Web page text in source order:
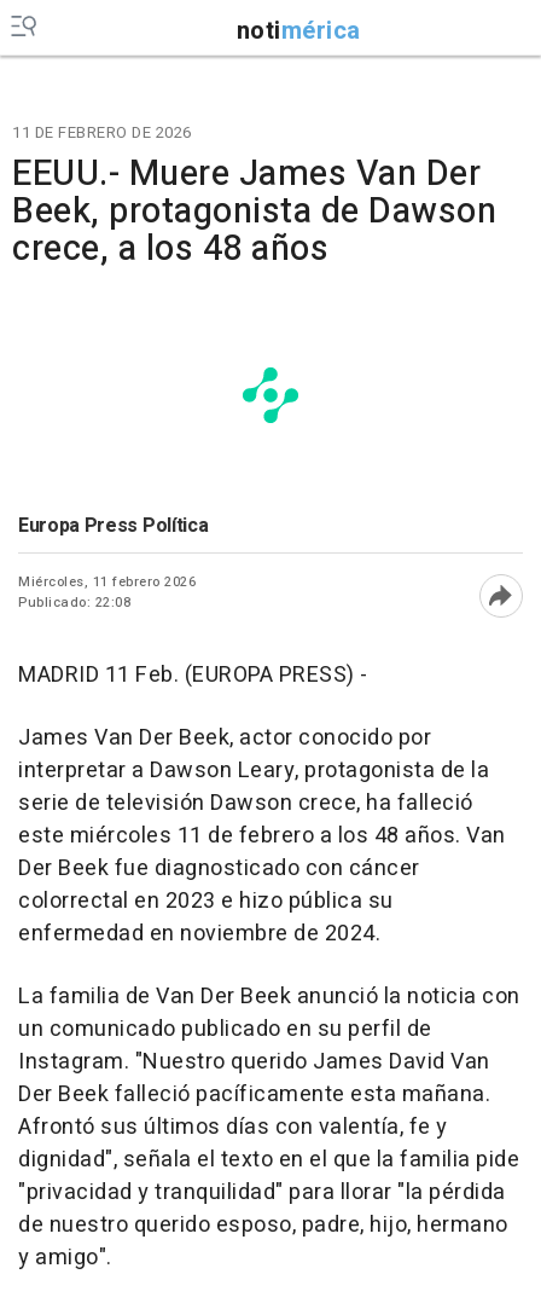
notimérica
11 DE FEBRERO DE 2026
EEUU.- Muere James Van Der
Beek, protagonista de Dawson
crece, a los 48 años
Europa Press Política
Miércoles, 11 febrero 2026
Publicado: 22:08
MADRID 11 Feb. (EUROPA PRESS) -
James Van Der Beek, actor conocido por
interpretar a Dawson Leary, protagonista de la
serie de televisión Dawson crece, ha falleció
este miércoles 11 de febrero a los 48 años. Van
Der Beek fue diagnosticado con cáncer
colorrectal en 2023 e hizo pública su
enfermedad en noviembre de 2024.
La familia de Van Der Beek anunció la noticia con
un comunicado publicado en su perfil de
Instagram. "Nuestro querido James David Van
Der Beek falleció pacíficamente esta mañana.
Afrontó sus últimos días con valentía, fe y
dignidad", señala el texto en el que la familia pide
"privacidad y tranquilidad" para llorar "la pérdida
de nuestro querido esposo, padre, hijo, hermano
y amigo".